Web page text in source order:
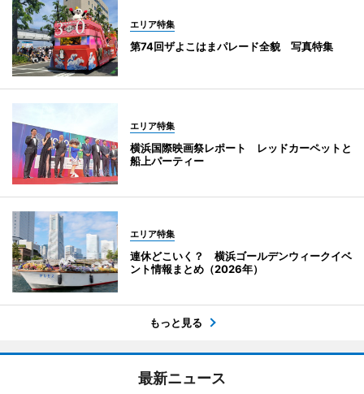
エリア特集
第74回ザよこはまパレード全貌 写真特集
エリア特集
横浜国際映画祭レポート レッドカーペットと
船上パーティー
エリア特集
連休どこいく？ 横浜ゴールデンウィークイベ
ント情報まとめ（2026年）
もっと見る
最新ニュース